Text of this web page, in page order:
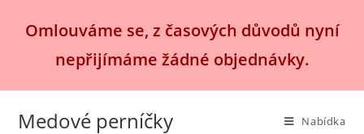
Omlouváme se, z časových důvodů nyní
nepřijímáme žádné objednávky.
Medové perníčky Nabídka